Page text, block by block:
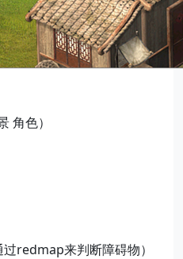
角色）
过redmap来判断障碍物）